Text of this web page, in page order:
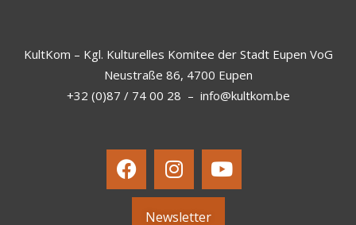
KultKom – Kgl. Kulturelles Komitee der Stadt Eupen VoG
Neustraße 86, 4700 Eupen
+32 (0)87 / 74 00 28 – info@kultkom.be
Newsletter